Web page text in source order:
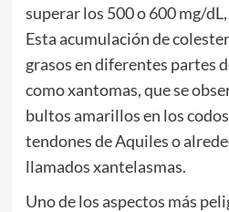
superar los 500 o 600 mg/
Esta acumulación de
grasos en diferentes partes
como xantomas, que se
bultos amarillos en los
tendones de Aquiles o
llamados xantelasmas.
Uno de los aspectos más